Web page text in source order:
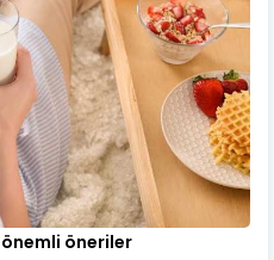
öneriler